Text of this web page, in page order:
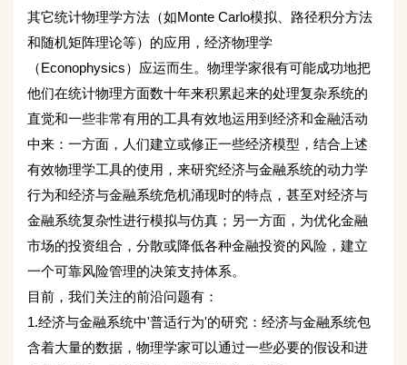
其它统计物理学方法（如Monte Carlo模拟、路径积分方法
和随机矩阵理论等）的应用，经济物理学
（Econophysics）应运而生。物理学家很有可能成功地把
他们在统计物理方面数十年来积累起来的处理复杂系统的
直觉和一些非常有用的工具有效地运用到经济和金融活动
中来：一方面，人们建立或修正一些经济模型，结合上述
有效物理学工具的使用，来研究经济与金融系统的动力学
行为和经济与金融系统危机涌现时的特点，甚至对经济与
金融系统复杂性进行模拟与仿真；另一方面，为优化金融
市场的投资组合，分散或降低各种金融投资的风险，建立
一个可靠风险管理的决策支持体系。
目前，我们关注的前沿问题有：
1.经济与金融系统中'普适行为'的研究：经济与金融系统包
含着大量的数据，物理学家可以通过一些必要的假设和进